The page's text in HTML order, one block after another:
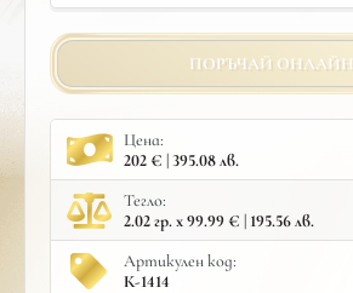
ПОРЪЧАЙ ОНЛАЙН
Цена:
202 € | 395.08 лв.
Тегло:
2.02 гр. x 99.99 € | 195.56 лв.
Артикулен код:
К-1414